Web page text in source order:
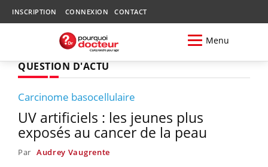
INSCRIPTION CONNEXION CONTACT
Menu
QUESTION D'ACTU
Carcinome basocellulaire
UV artificiels : les jeunes plus
exposés au cancer de la peau
Par Audrey Vaugrente